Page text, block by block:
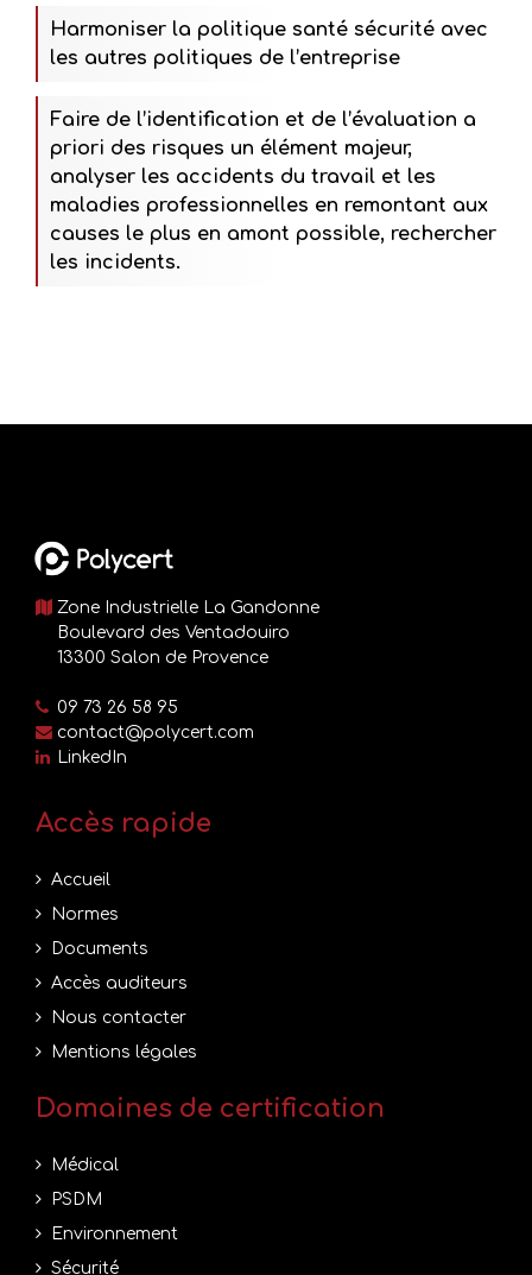
Harmoniser la politique santé sécurité avec
les autres politiques de l’entreprise
Faire de l’identification et de l’évaluation a
priori des risques un élément majeur,
analyser les accidents du travail et les
maladies professionnelles en remontant aux
causes le plus en amont possible, rechercher
les incidents.
Zone Industrielle La Gandonne
Boulevard des Ventadouiro
13300 Salon de Provence
09 73 26 58 95
contact@polycert.com
LinkedIn
Accès rapide
Accueil
Normes
Documents
Accès auditeurs
Nous contacter
Mentions légales
Domaines de certification
Médical
PSDM
Environnement
Sécurité